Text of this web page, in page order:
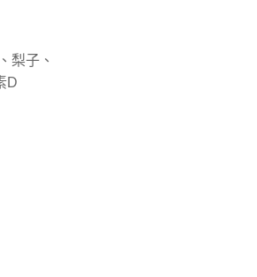
梨子、
D